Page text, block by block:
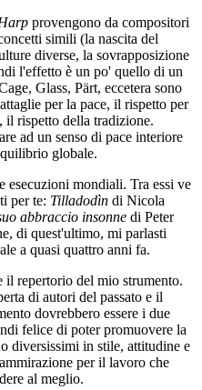
provengono da compositori
simili (la nascita del
diverse, la sovrapposizione
l'effetto è un po' quello di un
Glass, Pärt, eccetera sono
per la pace, il rispetto per
il rispetto della tradizione.
ad un senso di pace interiore
globale.
esecuzioni mondiali. Tra essi ve
per te: Tilladodìn di Nicola
abbraccio insonne di Peter
di quest'ultimo, mi parlasti
a quasi quattro anni fa.
repertorio del mio strumento.
di autori del passato e il
dovrebbero essere i due
felice di poter promuovere la
diversissimi in stile, attitudine e
per il lavoro che
al meglio.